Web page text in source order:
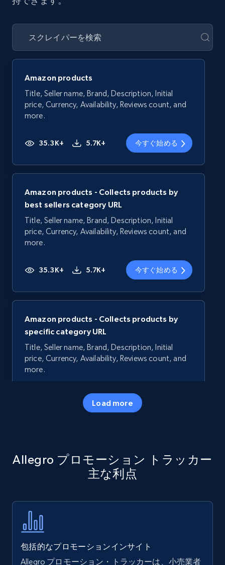
Amazon products
Title, Seller name, Brand, Description, Initial
price, Currency, Availability, Reviews count, and
more.
35.3K+ 5.7K+ 今すぐ始める
Amazon products - Collects products by
best sellers category URL
Title, Seller name, Brand, Description, Initial
price, Currency, Availability, Reviews count, and
more.
35.3K+ 5.7K+ 今すぐ始める
Amazon products - Collects products by
specific category URL
Title, Seller name, Brand, Description, Initial
price, Currency, Availability, Reviews count, and
more.
5.7K+ 今すぐ始める
specific keywords
Title, Seller name, Brand, Description, Initial
Load more
Allegro プロモーション トラッカー
主な利点
包括的なプロモーションインサイト
Allegro プロモーション・トラッカーは、小売業者